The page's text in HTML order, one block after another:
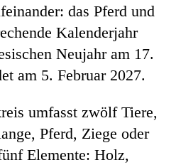
das Pferd und
Kalenderjahr
Neujahr am 17.
am 5. Februar 2027.
umfasst zwölf Tiere,
Pferd, Ziege oder
Elemente: Holz,